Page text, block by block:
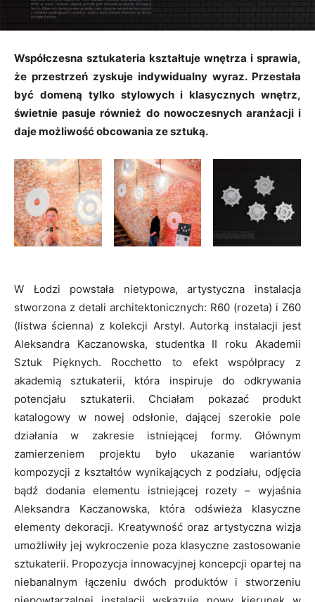
Współczesna sztukateria kształtuje wnętrza i sprawia,
że przestrzeń zyskuje indywidualny wyraz. Przestała
być domeną tylko stylowych i klasycznych wnętrz,
świetnie pasuje również do nowoczesnych aranżacji i
daje możliwość obcowania ze sztuką.
W Łodzi powstała nietypowa, artystyczna instalacja
stworzona z detali architektonicznych: R60 (rozeta) i Z60
(listwa ścienna) z kolekcji Arstyl. Autorką instalacji jest
Aleksandra Kaczanowska, studentka II roku Akademii
Sztuk Pięknych. Rocchetto to efekt współpracy z
akademią sztukaterii, która inspiruje do odkrywania
potencjału sztukaterii. Chciałam pokazać produkt
katalogowy w nowej odsłonie, dającej szerokie pole
działania w zakresie istniejącej formy. Głównym
zamierzeniem projektu było ukazanie wariantów
kompozycji z kształtów wynikających z podziału, odjęcia
bądź dodania elementu istniejącej rozety – wyjaśnia
Aleksandra Kaczanowska, która odświeża klasyczne
elementy dekoracji. Kreatywność oraz artystyczna wizja
umożliwiły jej wykroczenie poza klasyczne zastosowanie
sztukaterii. Propozycja innowacyjnej koncepcji opartej na
niebanalnym łączeniu dwóch produktów i stworzeniu